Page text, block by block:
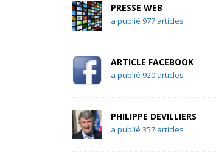
PRESSE WEB
a publié 977 articles
ARTICLE FACEBOOK
a publié 920 articles
PHILIPPE DEVILLIERS
a publié 357 articles